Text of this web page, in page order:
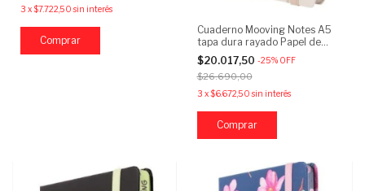
3 x$7.722,50 sin interés
Cuaderno Mooving Notes A5
tapa dura rayado Papel de
Piedra
$20.017,50 -25% OFF
$26.690,00
3 x$6.672,50 sin interés